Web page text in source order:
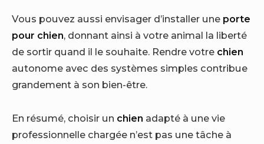
Vous pouvez aussi envisager d’installer une porte
pour chien, donnant ainsi à votre animal la liberté
de sortir quand il le souhaite. Rendre votre chien
autonome avec des systèmes simples contribue
grandement à son bien-être.
En résumé, choisir un chien adapté à une vie
professionnelle chargée n’est pas une tâche à